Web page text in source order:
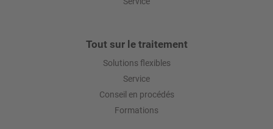
Tout sur le traitement
Solutions flexibles
Service
Conseil en procédés
Formations